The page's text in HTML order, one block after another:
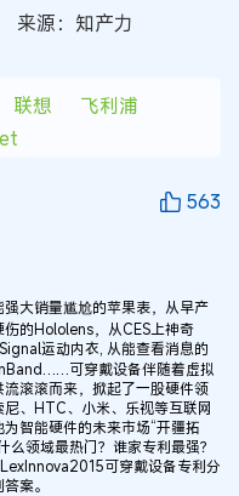
来源：知产力
联想
飞利浦
563
大销量尴尬的苹果表，从早产
的Hololens，从CES上神奇
运动内衣, 从能查看消息的
可穿戴设备伴随着虚拟
滚滚而来，掀起了一股硬件领
、HTC、小米、乐视等互联网
智能硬件的未来市场“开疆拓
领域最热门？谁家专利最强？
可穿戴设备专利分
案。